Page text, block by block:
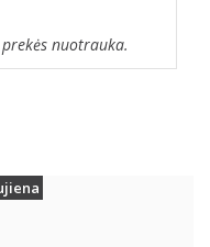
nuotrauka.